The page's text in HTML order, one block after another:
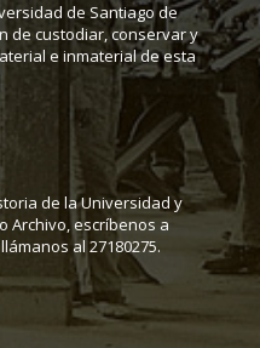
de Santiago de
de custodiar, conservar y
e inmaterial de esta
de la Universidad y
Archivo, escríbenos a
al 27180275.